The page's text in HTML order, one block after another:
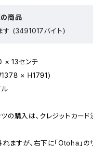
商品
す (3491017バイト)
× 13センチ
× H1791)
ル
の購入は、クレジットカー
すが、右下に「Otoha」の